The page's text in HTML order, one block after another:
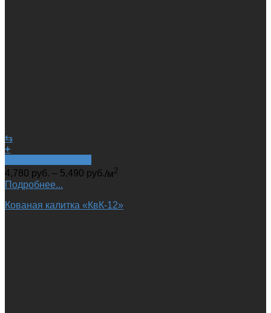
⇆
+
4,780 руб. – 5,490 руб./м2
Подробнее...
Кованая калитка «КвК-12»